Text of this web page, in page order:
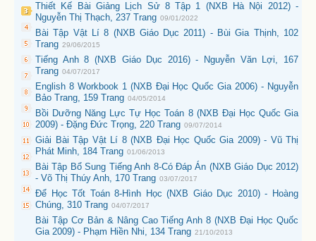
Thiết Kế Bài Giảng Lịch Sử 8 Tập 1 (NXB Hà Nội 2012) -
Nguyễn Thị Thạch, 237 Trang 09/01/2022
Bài Tập Vật Lí 8 (NXB Giáo Dục 2011) - Bùi Gia Thịnh, 102
Trang 29/06/2015
Tiếng Anh 8 (NXB Giáo Dục 2016) - Nguyễn Văn Lợi, 167
Trang 04/07/2017
English 8 Workbook 1 (NXB Đại Học Quốc Gia 2006) - Nguyễn
Bảo Trang, 159 Trang 04/05/2014
Bồi Dưỡng Năng Lực Tự Học Toán 8 (NXB Đại Học Quốc Gia
2009) - Đặng Đức Trọng, 220 Trang 09/07/2014
Giải Bài Tập Vật Lí 8 (NXB Đại Học Quốc Gia 2009) - Vũ Thị
Phát Minh, 184 Trang 01/06/2013
Bài Tập Bổ Sung Tiếng Anh 8-Có Đáp Án (NXB Giáo Dục 2012)
- Võ Thị Thúy Anh, 170 Trang 03/07/2017
Để Học Tốt Toán 8-Hình Học (NXB Giáo Dục 2010) - Hoàng
Chúng, 310 Trang 04/07/2017
Bài Tập Cơ Bản & Nâng Cao Tiếng Anh 8 (NXB Đại Học Quốc
Gia 2009) - Phạm Hiền Nhi, 134 Trang 21/10/2013